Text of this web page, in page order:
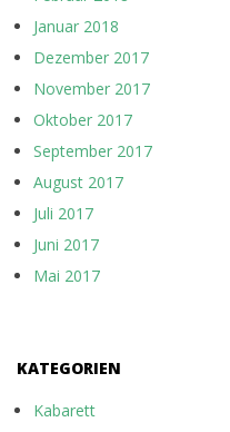
Januar 2018
Dezember 2017
November 2017
Oktober 2017
September 2017
August 2017
Juli 2017
Juni 2017
Mai 2017
KATEGORIEN
Kabarett